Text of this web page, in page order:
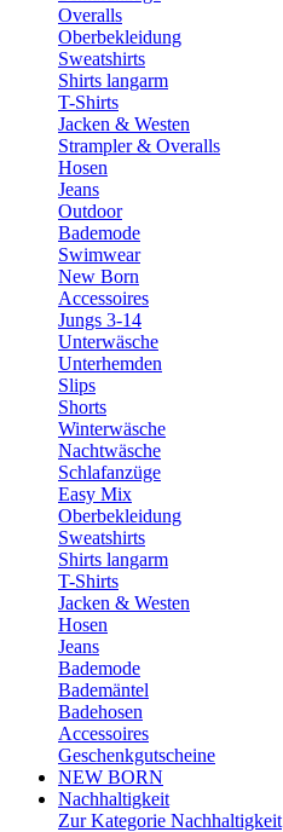
Overalls
Oberbekleidung
Sweatshirts
Shirts langarm
T-Shirts
Jacken & Westen
Strampler & Overalls
Hosen
Jeans
Outdoor
Bademode
Swimwear
New Born
Accessoires
Jungs 3-14
Unterwäsche
Unterhemden
Slips
Shorts
Winterwäsche
Nachtwäsche
Schlafanzüge
Easy Mix
Oberbekleidung
Sweatshirts
Shirts langarm
T-Shirts
Jacken & Westen
Hosen
Jeans
Bademode
Bademäntel
Badehosen
Accessoires
Geschenkgutscheine
NEW BORN
Nachhaltigkeit
Zur Kategorie Nachhaltigkeit